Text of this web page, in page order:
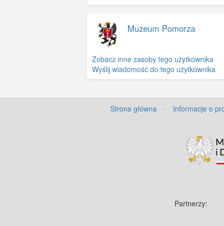
Muzeum Pomorza
Zobacz inne zasoby tego użytkownika
Wyślij wiadomość do tego użytkownika
Strona główna · Informacje o
Partnerzy: